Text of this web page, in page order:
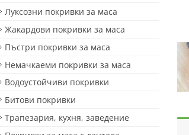
Луксозни покривки за маса
Жакардови покривки за маса
Пъстри покривки за маса
Немачкаеми покривки за маса
Водоустойчиви покривки
Битови покривки
Трапезария, кухня, заведение